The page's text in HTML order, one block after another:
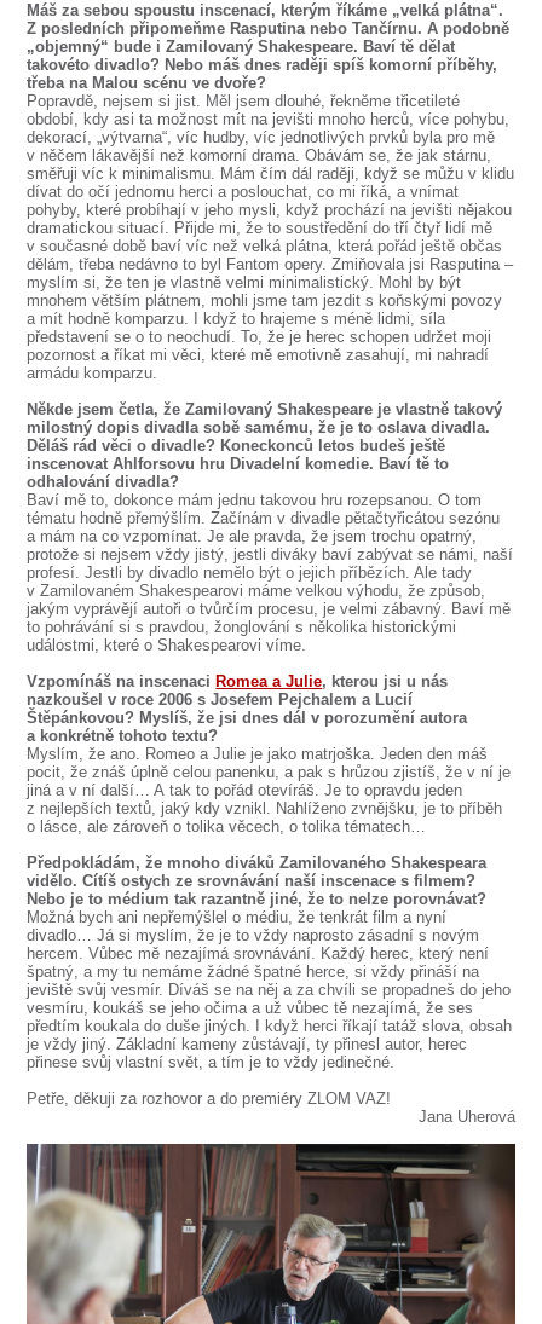
Máš za sebou spoustu inscenací, kterým říkáme „velká plátna“.
Z posledních připomeňme Rasputina nebo Tančírnu. A podobně
„objemný“ bude i Zamilovaný Shakespeare. Baví tě dělat
takovéto divadlo? Nebo máš dnes raději spíš komorní příběhy,
třeba na Malou scénu ve dvoře?
Popravdě, nejsem si jist. Měl jsem dlouhé, řekněme třicetileté
období, kdy asi ta možnost mít na jevišti mnoho herců, více pohybu,
dekorací, „výtvarna“, víc hudby, víc jednotlivých prvků byla pro mě
v něčem lákavější než komorní drama. Obávám se, že jak stárnu,
směřuji víc k minimalismu. Mám čím dál raději, když se můžu v klidu
dívat do očí jednomu herci a poslouchat, co mi říká, a vnímat
pohyby, které probíhají v jeho mysli, když prochází na jevišti nějakou
dramatickou situací. Přijde mi, že to soustředění do tří čtyř lidí mě
v současné době baví víc než velká plátna, která pořád ještě občas
dělám, třeba nedávno to byl Fantom opery. Zmiňovala jsi Rasputina –
myslím si, že ten je vlastně velmi minimalistický. Mohl by být
mnohem větším plátnem, mohli jsme tam jezdit s koňskými povozy
a mít hodně komparzu. I když to hrajeme s méně lidmi, síla
představení se o to neochudí. To, že je herec schopen udržet moji
pozornost a říkat mi věci, které mě emotivně zasahují, mi nahradí
armádu komparzu.
Někde jsem četla, že Zamilovaný Shakespeare je vlastně takový
milostný dopis divadla sobě samému, že je to oslava divadla.
Děláš rád věci o divadle? Koneckonců letos budeš ještě
inscenovat Ahlforsovu hru Divadelní komedie. Baví tě to
odhalování divadla?
Baví mě to, dokonce mám jednu takovou hru rozepsanou. O tom
tématu hodně přemýšlím. Začínám v divadle pětačtyřicátou sezónu
a mám na co vzpomínat. Je ale pravda, že jsem trochu opatrný,
protože si nejsem vždy jistý, jestli diváky baví zabývat se námi, naší
profesí. Jestli by divadlo nemělo být o jejich příbězích. Ale tady
v Zamilovaném Shakespearovi máme velkou výhodu, že způsob,
jakým vyprávějí autoři o tvůrčím procesu, je velmi zábavný. Baví mě
to pohrávání si s pravdou, žonglování s několika historickými
událostmi, které o Shakespearovi víme.
Vzpomínáš na inscenaci Romea a Julie, kterou jsi u nás
nazkoušel v roce 2006 s Josefem Pejchalem a Lucií
Štěpánkovou? Myslíš, že jsi dnes dál v porozumění autora
a konkrétně tohoto textu?
Myslím, že ano. Romeo a Julie je jako matrjoška. Jeden den máš
pocit, že znáš úplně celou panenku, a pak s hrůzou zjistíš, že v ní je
jiná a v ní další… A tak to pořád otevíráš. Je to opravdu jeden
z nejlepších textů, jaký kdy vznikl. Nahlíženo zvnějšku, je to příběh
o lásce, ale zároveň o tolika věcech, o tolika tématech…
Předpokládám, že mnoho diváků Zamilovaného Shakespeara
vidělo. Cítíš ostych ze srovnávání naší inscenace s filmem?
Nebo je to médium tak razantně jiné, že to nelze porovnávat?
Možná bych ani nepřemýšlel o médiu, že tenkrát film a nyní
divadlo… Já si myslím, že je to vždy naprosto zásadní s novým
hercem. Vůbec mě nezajímá srovnávání. Každý herec, který není
špatný, a my tu nemáme žádné špatné herce, si vždy přináší na
jeviště svůj vesmír. Díváš se na něj a za chvíli se propadneš do jeho
vesmíru, koukáš se jeho očima a už vůbec tě nezajímá, že ses
předtím koukala do duše jiných. I když herci říkají tatáž slova, obsah
je vždy jiný. Základní kameny zůstávají, ty přinesl autor, herec
přinese svůj vlastní svět, a tím je to vždy jedinečné.
Petře, děkuji za rozhovor a do premiéry ZLOM VAZ!
Jana Uherová